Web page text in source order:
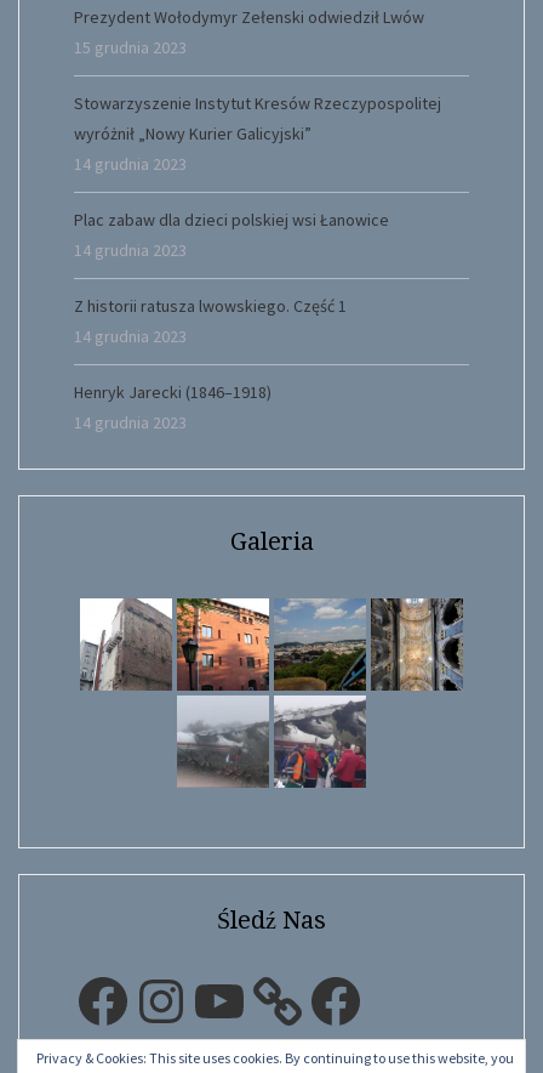
Prezydent Wołodymyr Zełenski odwiedził Lwów
15 grudnia 2023
Stowarzyszenie Instytut Kresów Rzeczypospolitej
wyróżnił „Nowy Kurier Galicyjski”
14 grudnia 2023
Plac zabaw dla dzieci polskiej wsi Łanowice
14 grudnia 2023
Z historii ratusza lwowskiego. Część 1
14 grudnia 2023
Henryk Jarecki (1846–1918)
14 grudnia 2023
Galeria
Śledź Nas
FacebookInstagramYouTube Facebook
Privacy & Cookies: This site uses cookies. By continuing to use this website, you